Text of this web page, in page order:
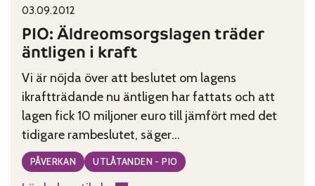
Published on:
03.09.2012
PIO: Äldreomsorgslagen träder
äntligen i kraft
Vi är nöjda över att beslutet om lagens
ikraftträdande nu äntligen har fattats och att
lagen fick 10 miljoner euro till jämfört med det
tidigare rambeslutet, säger
Pensionärsförbundens intresseorganisation i ett
uttalande.
Categories:
PÅVERKAN UTLÅTANDEN - PIO